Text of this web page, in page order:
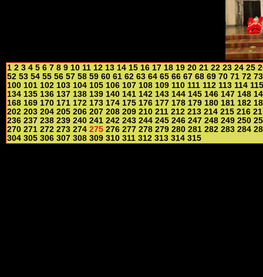
1 2 3 4 5 6 7 8 9 10 11 12 13 14 15 16 17 18 19 20 21 22 23 24 25
52 53 54 55 56 57 58 59 60 61 62 63 64 65 66 67 68 69 70 71 72 73
100 101 102 103 104 105 106 107 108 109 110 111 112 113 114 115
134 135 136 137 138 139 140 141 142 143 144 145 146 147 148
168 169 170 171 172 173 174 175 176 177 178 179 180 181 182
202 203 204 205 206 207 208 209 210 211 212 213 214 215 216
236 237 238 239 240 241 242 243 244 245 246 247 248 249 250
270 271 272 273 274 275 276 277 278 279 280 281 282 283 284
304 305 306 307 308 309 310 311 312 313 314 315